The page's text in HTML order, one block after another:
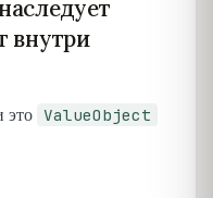
внутри
это ValueObject